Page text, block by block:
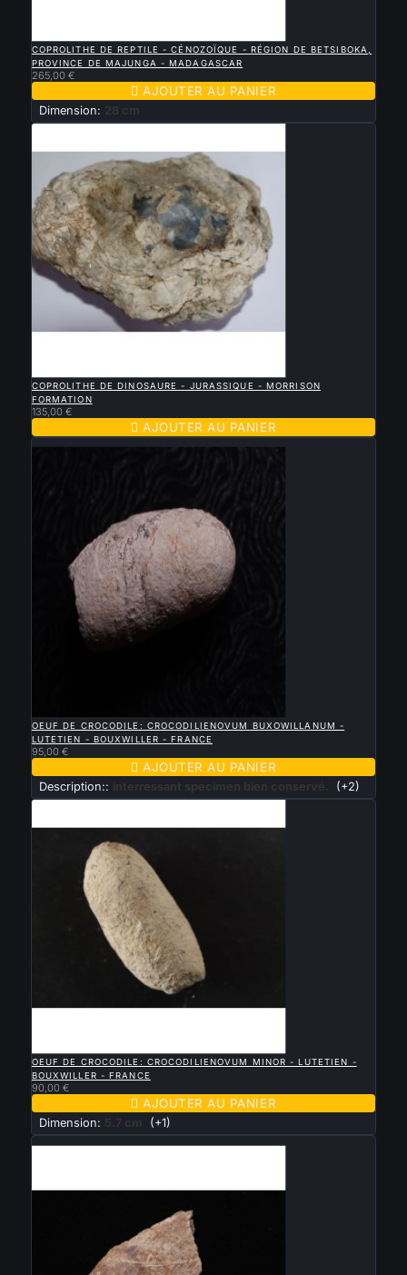
COPROLITHE DE REPTILE - CÉNOZOÏQUE - RÉGION DE BETSIBOKA,
PROVINCE DE MAJUNGA - MADAGASCAR
265,00 €
 AJOUTER AU PANIER
Dimension: 28 cm
COPROLITHE DE DINOSAURE - JURASSIQUE - MORRISON
FORMATION
135,00 €
 AJOUTER AU PANIER
OEUF DE CROCODILE: CROCODILIENOVUM BUXOWILLANUM -
LUTETIEN - BOUXWILLER - FRANCE
95,00 €
 AJOUTER AU PANIER
Description:: interressant specimen bien conservé. (+2)
OEUF DE CROCODILE: CROCODILIENOVUM MINOR - LUTETIEN -
BOUXWILLER - FRANCE
90,00 €
 AJOUTER AU PANIER
Dimension: 5.7 cm (+1)